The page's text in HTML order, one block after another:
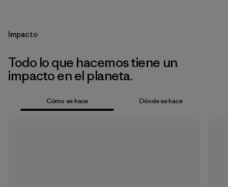
Impacto
Todo lo que hacemos tiene un
impacto en el planeta.
Cómo se hace Dónde se hace